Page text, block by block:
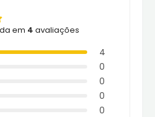
em 4 avaliações
4
0
0
0
0